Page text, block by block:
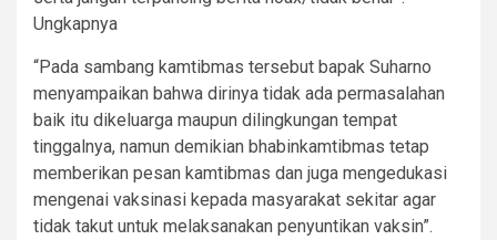
Ungkapnya
“Pada sambang kamtibmas tersebut bapak Suharno
menyampaikan bahwa dirinya tidak ada permasalahan
baik itu dikeluarga maupun dilingkungan tempat
tinggalnya, namun demikian bhabinkamtibmas tetap
memberikan pesan kamtibmas dan juga mengedukasi
mengenai vaksinasi kepada masyarakat sekitar agar
tidak takut untuk melaksanakan penyuntikan vaksin”.